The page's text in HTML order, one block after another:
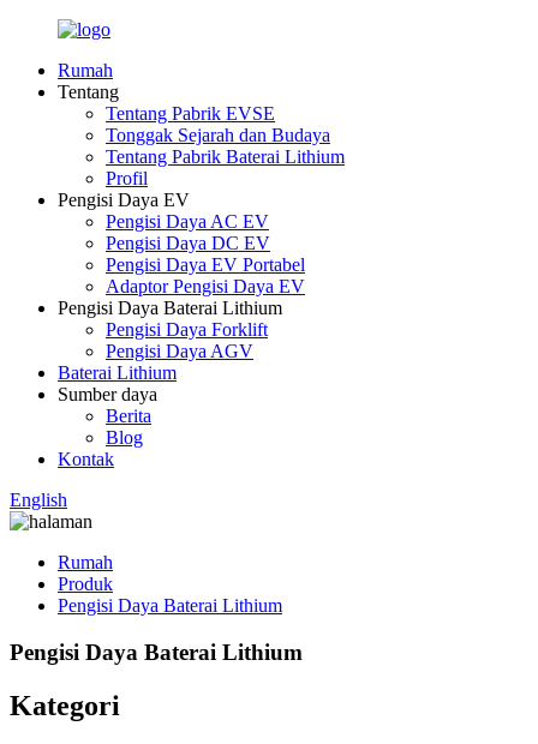
Rumah
Tentang
Tentang Pabrik EVSE
Tonggak Sejarah dan Budaya
Tentang Pabrik Baterai Lithium
Profil
Pengisi Daya EV
Pengisi Daya AC EV
Pengisi Daya DC EV
Pengisi Daya EV Portabel
Adaptor Pengisi Daya EV
Pengisi Daya Baterai Lithium
Pengisi Daya Forklift
Pengisi Daya AGV
Baterai Lithium
Sumber daya
Berita
Blog
Kontak
English
Rumah
Produk
Pengisi Daya Baterai Lithium
Pengisi Daya Baterai Lithium
Kategori